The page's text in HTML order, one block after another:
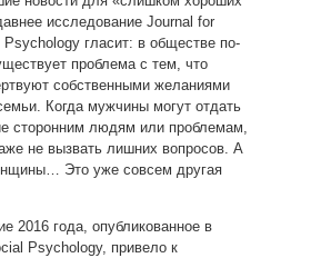
исследование Journal for
Psychology гласит: в обществе по-
проблема с тем, что
собственными желаниями
Когда мужчины могут отдать
сторонним людям или проблемам,
не вызвать лишних вопросов. А
Это уже совсем другая
2016 года, опубликованное в
Psychology, привело к